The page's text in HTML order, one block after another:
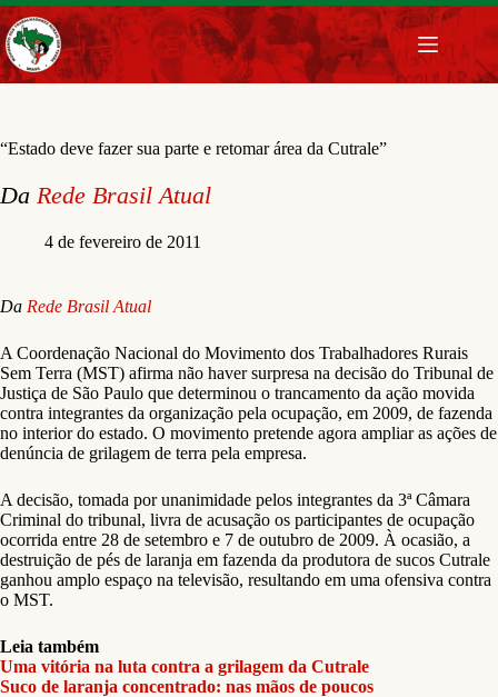
Pular
para
o
conteúdo
“Estado deve fazer sua parte e retomar área da Cutrale”
Da Rede Brasil Atual
4 de fevereiro de 2011
Da Rede Brasil Atual
A Coordenação Nacional do Movimento dos Trabalhadores Rurais
Sem Terra (MST) afirma não haver surpresa na decisão do Tribunal de
Justiça de São Paulo que determinou o trancamento da ação movida
contra integrantes da organização pela ocupação, em 2009, de fazenda
no interior do estado. O movimento pretende agora ampliar as ações de
denúncia de grilagem de terra pela empresa.
A decisão, tomada por unanimidade pelos integrantes da 3ª Câmara
Criminal do tribunal, livra de acusação os participantes de ocupação
ocorrida entre 28 de setembro e 7 de outubro de 2009. À ocasião, a
destruição de pés de laranja em fazenda da produtora de sucos Cutrale
ganhou amplo espaço na televisão, resultando em uma ofensiva contra
o MST.
Leia também
Uma vitória na luta contra a grilagem da Cutrale
Suco de laranja concentrado: nas mãos de poucos